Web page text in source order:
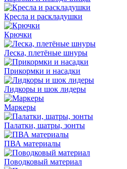
Кресла и раскладушки
Крючки
Леска, плетёные шнуры
Прикормки и насадки
Лидкоры и шок лидеры
Маркеры
Палатки, шатры, зонты
ПВА материалы
Поводковый материал